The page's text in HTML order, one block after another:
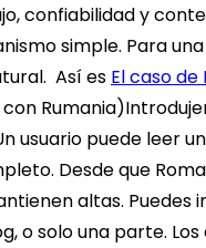
confiabilidad y
simple. Para
Así es El caso
Rumania)
usuario puede leer
Desde que
altas. Puedes
o solo una parte.